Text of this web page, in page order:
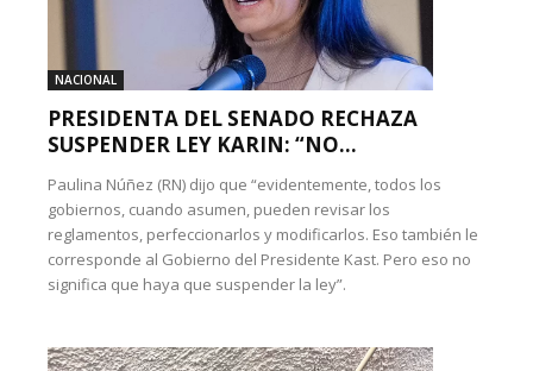
NACIONAL
PRESIDENTA DEL SENADO RECHAZA
SUSPENDER LEY KARIN: “NO...
Paulina Núñez (RN) dijo que “evidentemente, todos los
gobiernos, cuando asumen, pueden revisar los
reglamentos, perfeccionarlos y modificarlos. Eso también le
corresponde al Gobierno del Presidente Kast. Pero eso no
significa que haya que suspender la ley”.